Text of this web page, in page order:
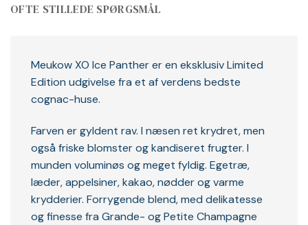
OFTE STILLEDE SPØRGSMÅL
Meukow XO Ice Panther er en eksklusiv Limited
Edition udgivelse fra et af verdens bedste
cognac-huse.
Farven er gyldent rav. I næsen ret krydret, men
også friske blomster og kandiseret frugter. I
munden voluminøs og meget fyldig. Egetræ,
læder, appelsiner, kakao, nødder og varme
krydderier. Forrygende blend, med delikatesse
og finesse fra Grande- og Petite Champagne